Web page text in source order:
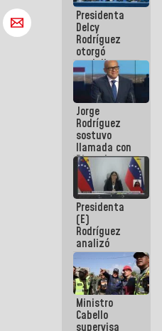
para
abordar
planes de
acción
Presidenta
Delcy
Rodríguez
otorgó
medalla
"Héroe de
Venezuela"
a servidores
públicos
Jorge
Rodríguez
sostuvo
llamada con
Dinorah
Figuera y
acuerdan
primer
encuentro
presencial
para el
diálogo
Presidenta
(E)
Rodríguez
analizó
junto a
gobernadores
planes de
recuperación
del Sistema
Eléctrico
Ministro
Cabello
supervisa